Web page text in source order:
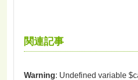
関連記事
Warning: Undefined variable